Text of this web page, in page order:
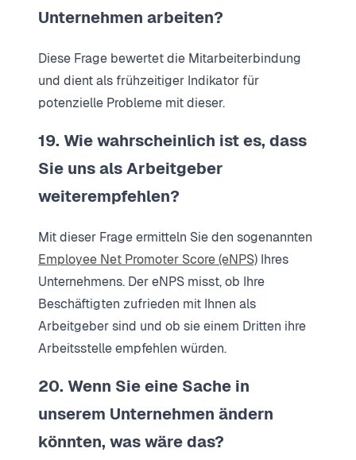
Unternehmen arbeiten?
Diese Frage bewertet die Mitarbeiterbindung
und dient als frühzeitiger Indikator für
potenzielle Probleme mit dieser.
19. Wie wahrscheinlich ist es, dass
Sie uns als Arbeitgeber
weiterempfehlen?
Mit dieser Frage ermitteln Sie den sogenannten
Employee Net Promoter Score (eNPS) Ihres
Unternehmens. Der eNPS misst, ob Ihre
Beschäftigten zufrieden mit Ihnen als
Arbeitgeber sind und ob sie einem Dritten ihre
Arbeitsstelle empfehlen würden.
20. Wenn Sie eine Sache in
unserem Unternehmen ändern
könnten, was wäre das?